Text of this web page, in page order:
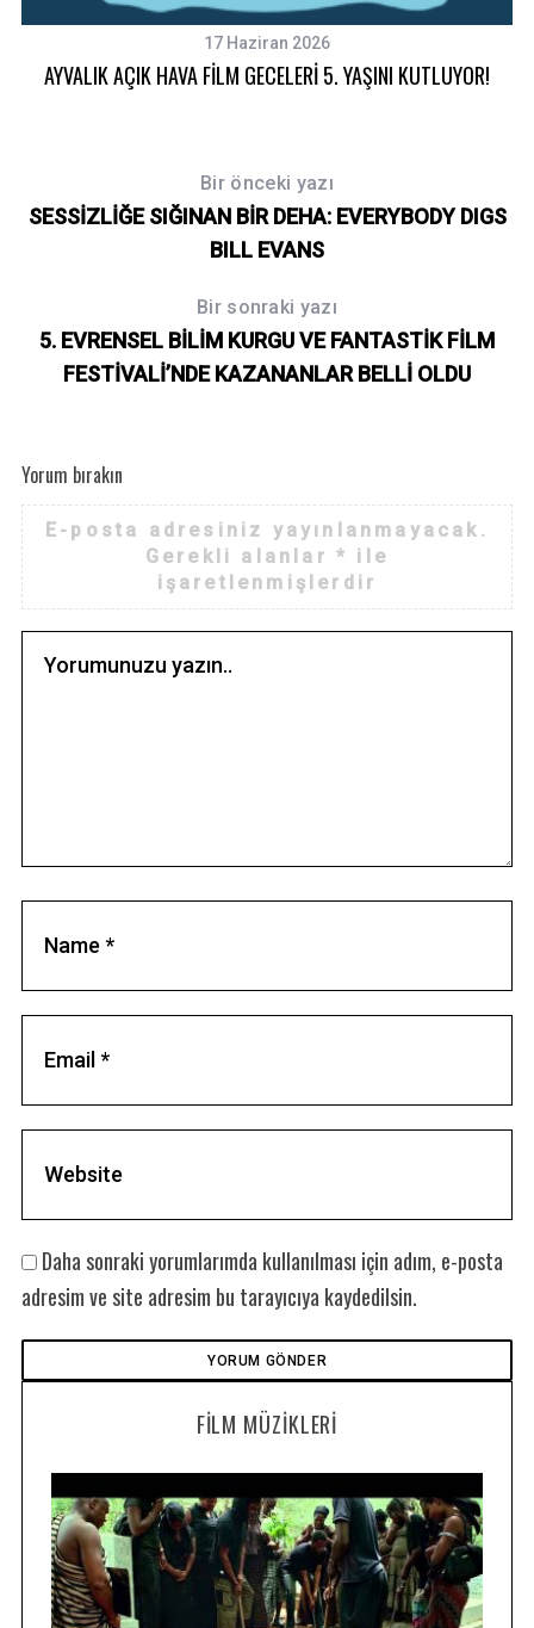
17 Haziran 2026
AYVALIK AÇIK HAVA FİLM GECELERİ 5. YAŞINI KUTLUYOR!
Bir önceki yazı
SESSİZLİĞE SIĞINAN BİR DEHA: EVERYBODY DIGS
BILL EVANS
Bir sonraki yazı
5. EVRENSEL BİLİM KURGU VE FANTASTİK FİLM
FESTİVALİ’NDE KAZANANLAR BELLİ OLDU
Yorum bırakın
E-posta adresiniz yayınlanmayacak.
Gerekli alanlar* ile
işaretlenmişlerdir
Daha sonraki yorumlarımda kullanılması için adım, e-posta
adresim ve site adresim bu tarayıcıya kaydedilsin.
FILM MÜZIKLERI
f